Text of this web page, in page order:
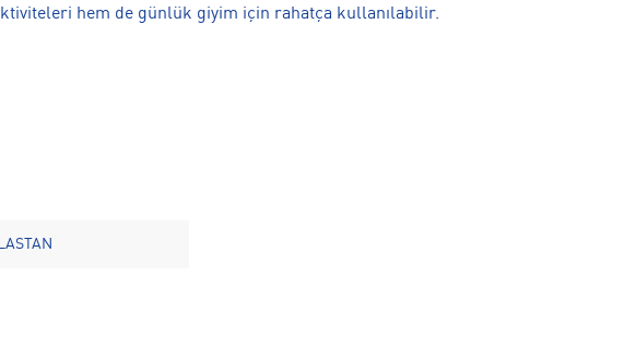
hem de günlük giyim için rahatça kullanılabilir.